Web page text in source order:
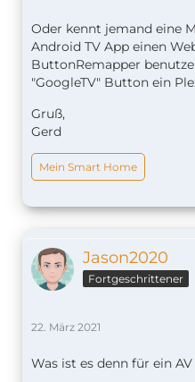
Oder kennt jemand eine
Android TV App einen
ButtonRemapper
"GoogleTV" Button ein
Gruß,
Gerd
Mein Smart Home
Jason2020
Fortgeschrittener
22. März 2021
Was ist es denn für ein AV